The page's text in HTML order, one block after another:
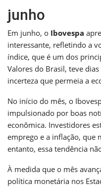
junho
Em junho, o Ibovespa
interessante, refletindo a
índice, que é um dos
Valores do Brasil, teve
incerteza que permeia a
No início do mês, o
impulsionado por boas
econômica. Investidores
emprego e a inflação, que
entanto, essa tendência
À medida que o mês
política monetária nos